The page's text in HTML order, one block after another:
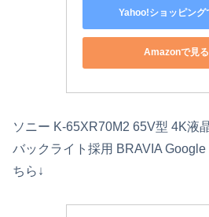
Yahoo!ショッピング
Amazonで見る
ソニー K-65XR70M2 65V型 4K液
バックライト採用 BRAVIA
ちら↓